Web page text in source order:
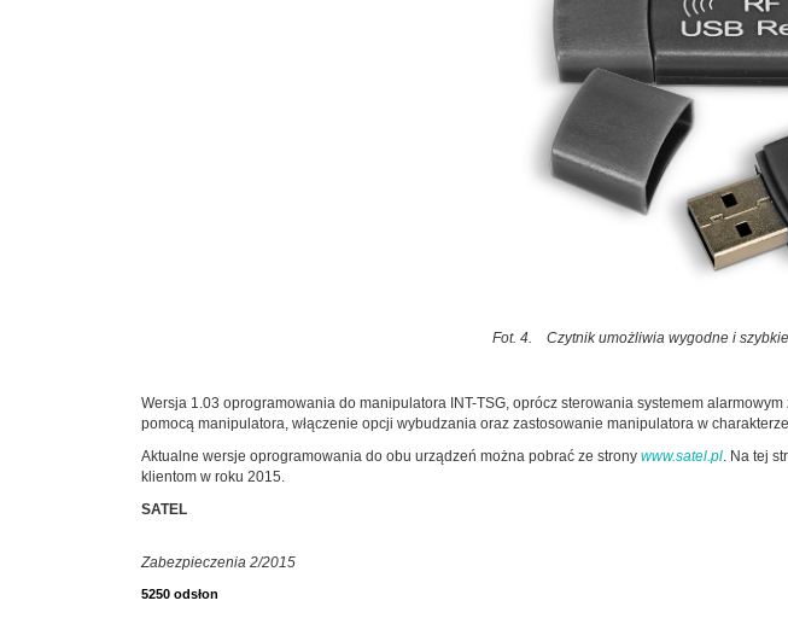
Fot. 4. Czytnik umożliwia wygodne i
Wersja 1.03 oprogramowania do manipulatora INT-TSG, oprócz sterowania systemem
pomocą manipulatora, włączenie opcji wybudzania oraz zastosowanie manipulatora w
Aktualne wersje oprogramowania do obu urządzeń można pobrać ze strony www.satel.pl. Na tej
klientom w roku 2015.
SATEL
Zabezpieczenia 2/2015
5250 odsłon